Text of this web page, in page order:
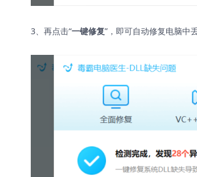
3、再点击“一键修复”，即可自动修复电脑中